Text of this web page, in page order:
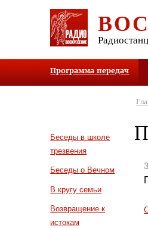
Программа передач
Беседы в школе
трезвения
Беседы о Вечном
В кругу семьи
Возвращение к
истокам